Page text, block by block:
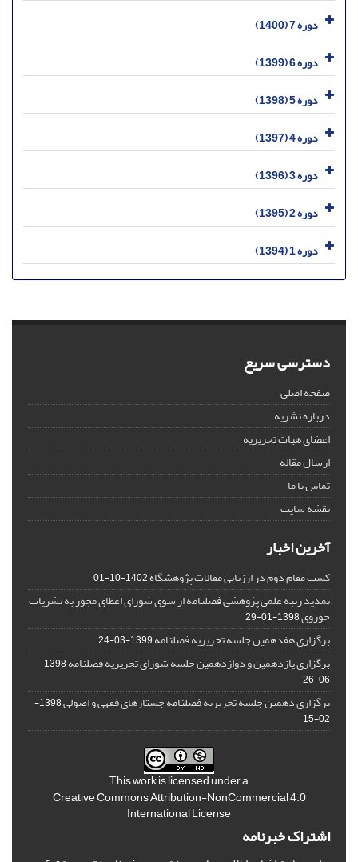
دوره 7 (1400)
دوره 6 (1399)
دوره 5 (1398)
دوره 4 (1397)
دوره 3 (1396)
دوره 2 (1395)
دوره 1 (1394)
دسترسی سریع
صفحه اصلی
درباره نشریه
اعضای هیات تحریریه
ارسال مقاله
تماس با ما
نقشه سایت
آخرین اخبار
کسب مقام دوم در ارزیابی مقالات پژوهشگاه1402-10-01
تمدید رتبه علمی پژوهشی فصلنامه از سوی شورای اعطای مجوز به نشریات
حوزوی1398-01-29
برگزاری هفدهمین جلسه تحریریه فصلنامه1399-03-24
برگزاری یازدهمین و دوازدهمین جلسه شورای تحریریه فصلنامه
1398-
06-26
برگزاری دهمین جلسه تحریریه فصلنامه جستارهای فقهی و اصولی
1398-
02-15
This work is licensed under a
Creative Commons Attribution-NonCommercial 4.0
International License
اشتراک خبرنامه